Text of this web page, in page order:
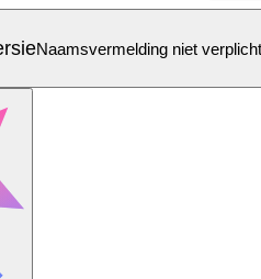
Naamsvermelding niet verplicht